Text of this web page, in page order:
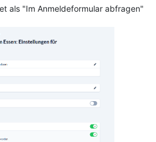
als "Im Anmeldeformular abfragen"